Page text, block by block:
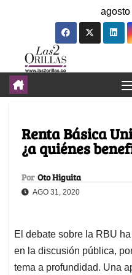
Renta Básica
¿a quiénes
Por Oto Higuita
AGO 31, 2020
El debate sobre la RBU
en la discusión pública,
tema a profundidad. Una